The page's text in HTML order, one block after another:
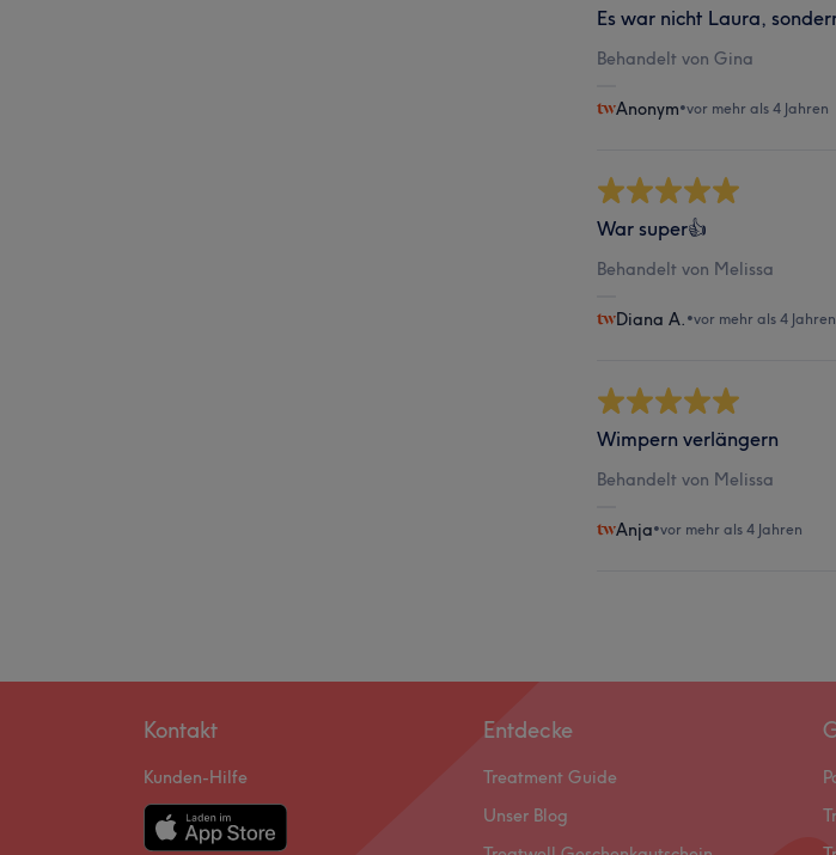
Es war nicht Laura,
Behandelt von Gina
Anonym•vor mehr als 4 Jahren
War super👍
Behandelt von Melissa
Diana A. •vor mehr als 4 Jahren
Wimpern verlängern
Behandelt von Melissa
Anja•vor mehr als 4 Jahren
Kontakt
Kunden-Hilfe
Entdecke
Treatment Guide
Unser Blog